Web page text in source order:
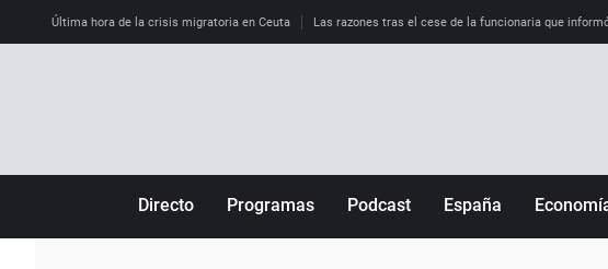
Última hora de la crisis migratoria en Ceuta Las razones tras el cese de la funcionaria que
Directo Programas Podcast España